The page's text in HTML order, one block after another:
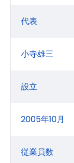
代表
小寺雄三
設立
2005年10月
従業員数